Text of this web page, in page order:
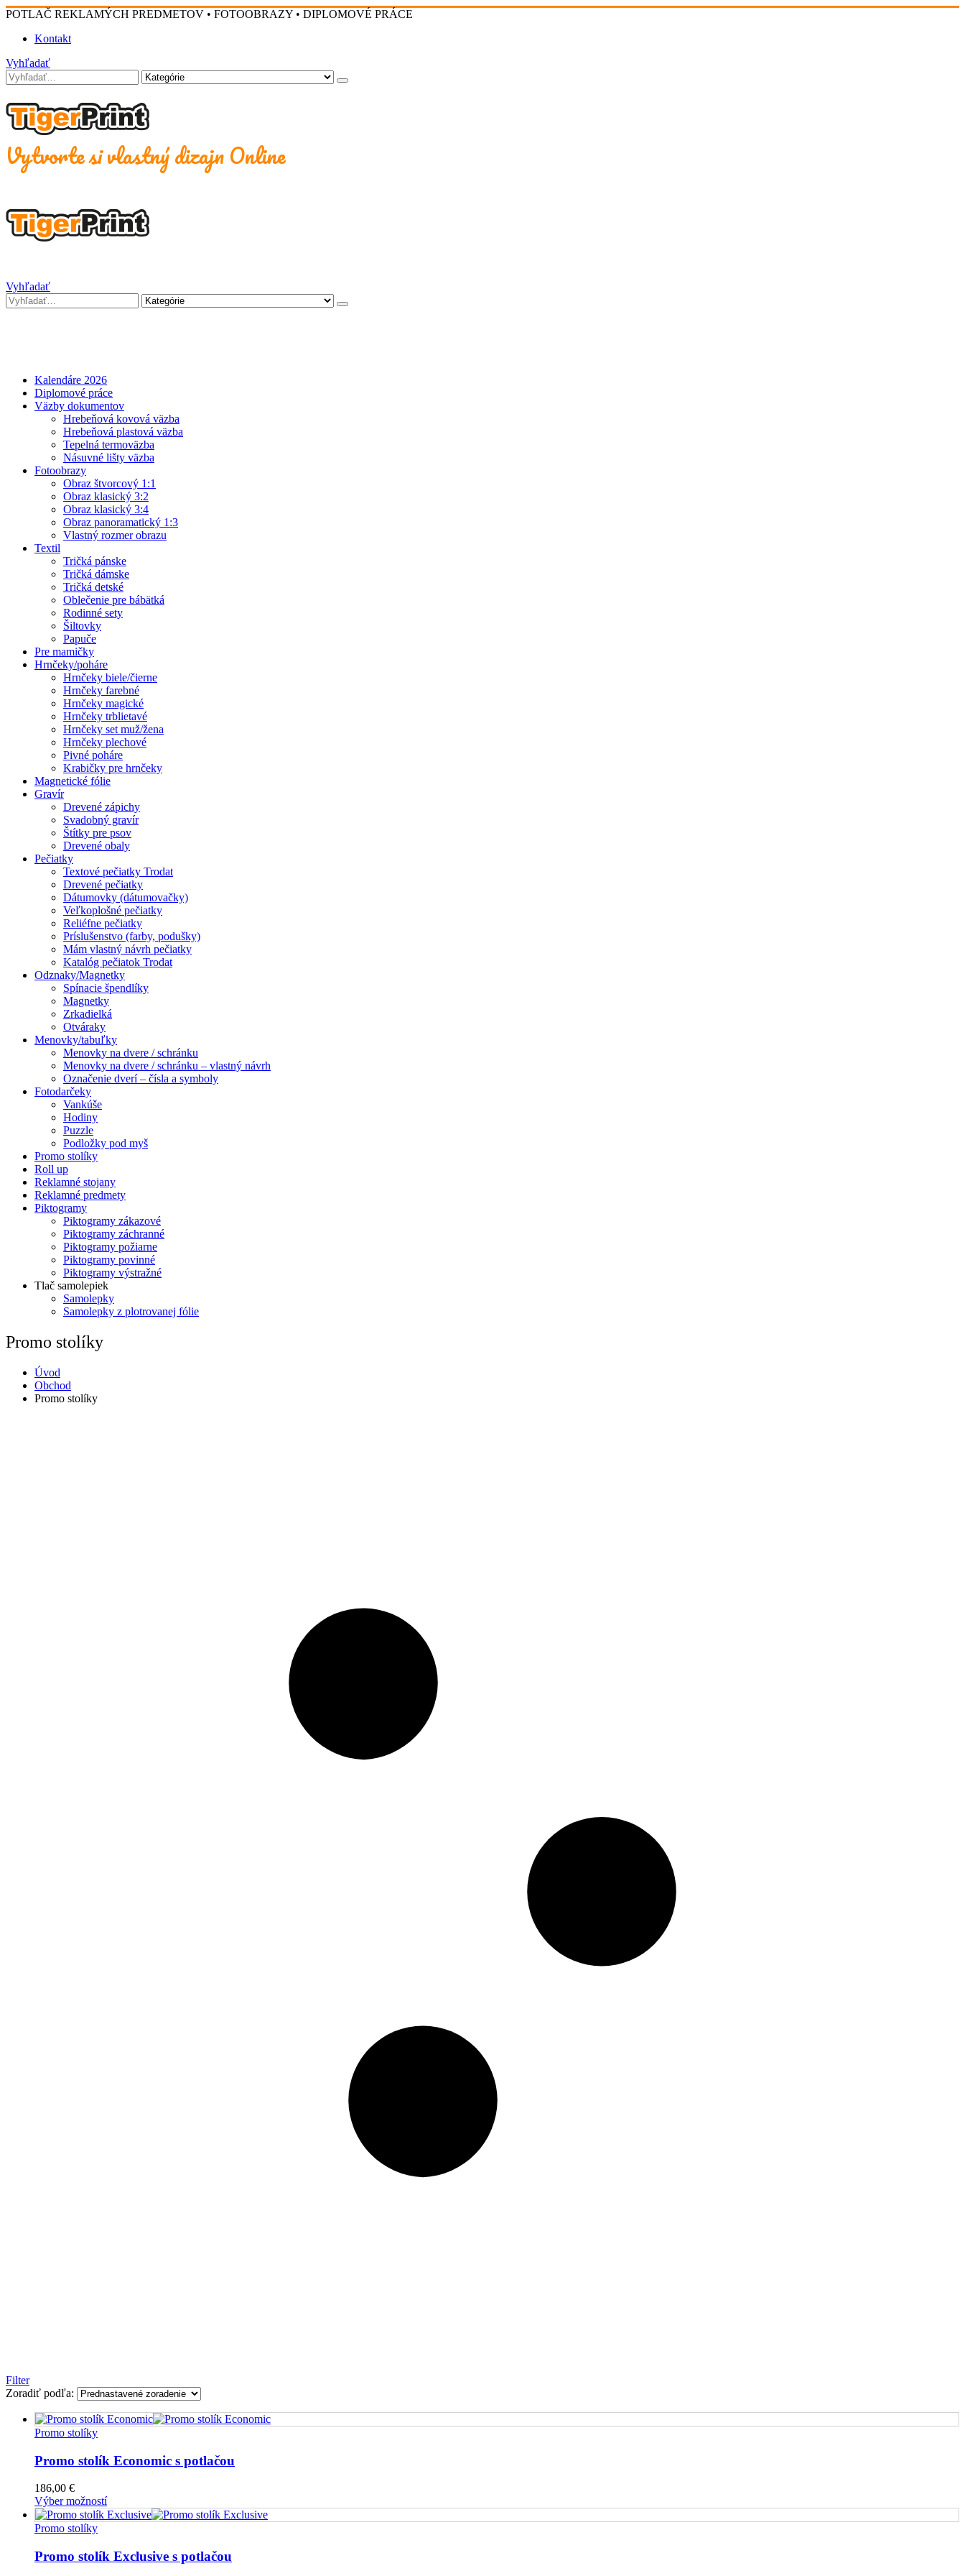
POTLAČ REKLAMÝCH PREDMETOV • FOTOOBRAZY • DIPLOMOVÉ PRÁCE
Kontakt
Vyhľadať
Vytvorte si vlastný dizajn Online
Vyhľadať
Kalendáre 2026
Diplomové práce
Väzby dokumentov
Hrebeňová kovová väzba
Hrebeňová plastová väzba
Tepelná termoväzba
Násuvné lišty väzba
Fotoobrazy
Obraz štvorcový 1:1
Obraz klasický 3:2
Obraz klasický 3:4
Obraz panoramatický 1:3
Vlastný rozmer obrazu
Textil
Tričká pánske
Tričká dámske
Tričká detské
Oblečenie pre bábätká
Rodinné sety
Šiltovky
Papuče
Pre mamičky
Hrnčeky/poháre
Hrnčeky biele/čierne
Hrnčeky farebné
Hrnčeky magické
Hrnčeky trblietavé
Hrnčeky set muž/žena
Hrnčeky plechové
Pivné poháre
Krabičky pre hrnčeky
Magnetické fólie
Gravír
Drevené zápichy
Svadobný gravír
Štítky pre psov
Drevené obaly
Pečiatky
Textové pečiatky Trodat
Drevené pečiatky
Dátumovky (dátumovačky)
Veľkoplošné pečiatky
Reliéfne pečiatky
Príslušenstvo (farby, podušky)
Mám vlastný návrh pečiatky
Katalóg pečiatok Trodat
Odznaky/Magnetky
Spínacie špendlíky
Magnetky
Zrkadielká
Otváraky
Menovky/tabuľky
Menovky na dvere / schránku
Menovky na dvere / schránku – vlastný návrh
Označenie dverí – čísla a symboly
Fotodarčeky
Vankúše
Hodiny
Puzzle
Podložky pod myš
Promo stolíky
Roll up
Reklamné stojany
Reklamné predmety
Piktogramy
Piktogramy zákazové
Piktogramy záchranné
Piktogramy požiarne
Piktogramy povinné
Piktogramy výstražné
Tlač samolepiek
Samolepky
Samolepky z plotrovanej fólie
Promo stolíky
Úvod
Obchod
Promo stolíky
Filter
Zoradiť podľa:
Promo stolíky
Promo stolík Economic s potlačou
186,00 €
Výber možností
Promo stolíky
Promo stolík Exclusive s potlačou